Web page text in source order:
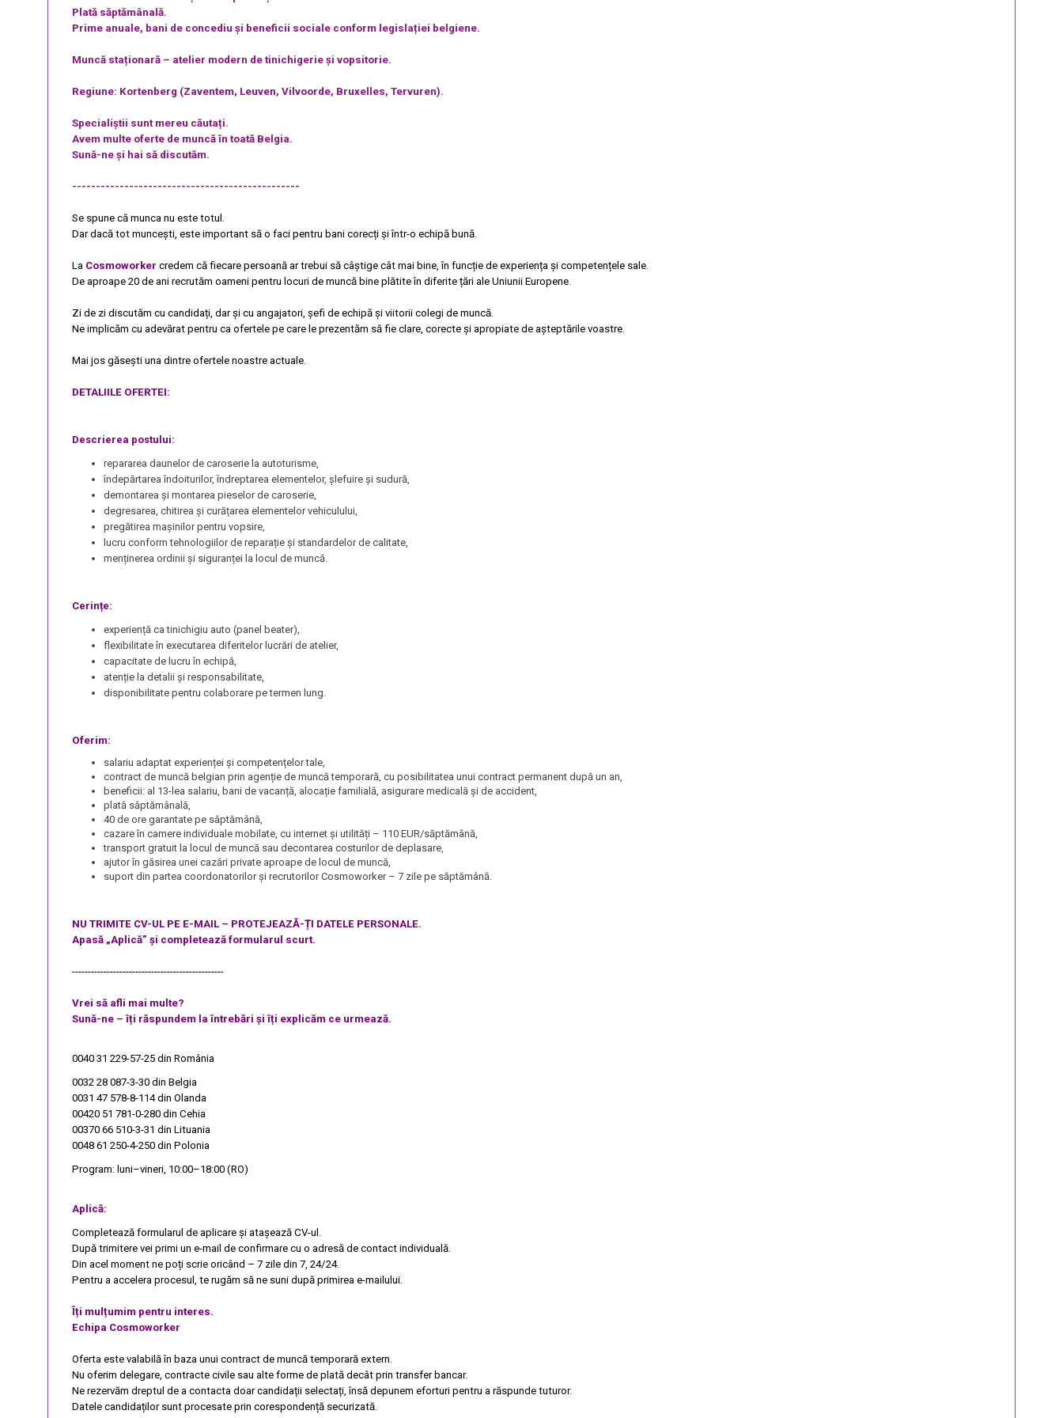
Plată săptămânală.
Prime anuale, bani de concediu și beneficii sociale conform legislației belgiene.
Muncă staționară – atelier modern de tinichigerie și vopsitorie.
Regiune: Kortenberg (Zaventem, Leuven, Vilvoorde, Bruxelles, Tervuren).
Specialiștii sunt mereu căutați.
Avem multe oferte de muncă în toată Belgia.
Sună-ne și hai să discutăm.
------------------------------------------------
Se spune că munca nu este totul.
Dar dacă tot muncești, este important să o faci pentru bani corecți și într-o echipă bună.
La Cosmoworker credem că fiecare persoană ar trebui să câștige cât mai bine, în funcție de experiența și competențele sale.
De aproape 20 de ani recrutăm oameni pentru locuri de muncă bine plătite în diferite țări ale Uniunii Europene.
Zi de zi discutăm cu candidați, dar și cu angajatori, șefi de echipă și viitorii colegi de muncă.
Ne implicăm cu adevărat pentru ca ofertele pe care le prezentăm să fie clare, corecte și apropiate de așteptările voastre.
Mai jos găsești una dintre ofertele noastre actuale.
DETALIILE OFERTEI:
Descrierea postului:
repararea daunelor de caroserie la autoturisme,
îndepărtarea îndoiturilor, îndreptarea elementelor, șlefuire și sudură,
demontarea și montarea pieselor de caroserie,
degresarea, chitirea și curățarea elementelor vehiculului,
pregătirea mașinilor pentru vopsire,
lucru conform tehnologiilor de reparație și standardelor de calitate,
menținerea ordinii și siguranței la locul de muncă.
Cerințe:
experiență ca tinichigiu auto (panel beater),
flexibilitate în executarea diferitelor lucrări de atelier,
capacitate de lucru în echipă,
atenție la detalii și responsabilitate,
disponibilitate pentru colaborare pe termen lung.
Oferim:
salariu adaptat experienței și competențelor tale,
contract de muncă belgian prin agenție de muncă temporară, cu posibilitatea unui contract permanent după un an,
beneficii: al 13-lea salariu, bani de vacanță, alocație familială, asigurare medicală și de accident,
plată săptămânală,
40 de ore garantate pe săptămână,
cazare în camere individuale mobilate, cu internet și utilități – 110 EUR/săptămână,
transport gratuit la locul de muncă sau decontarea costurilor de deplasare,
ajutor în găsirea unei cazări private aproape de locul de muncă,
suport din partea coordonatorilor și recrutorilor Cosmoworker – 7 zile pe săptămână.
NU TRIMITE CV-UL PE E-MAIL – PROTEJEAZĂ-ȚI DATELE PERSONALE.
Apasă „Aplică” și completează formularul scurt.
------------------------------------------------
Vrei să afli mai multe?
Sună-ne – îți răspundem la întrebări și îți explicăm ce urmează.
0040 31 229-57-25 din România
0032 28 087-3-30 din Belgia
0031 47 578-8-114din Olanda
00420 51 781-0-280 din Cehia
00370 66 510-3-31 din Lituania
0048 61 250-4-250 din Polonia
Program: luni–vineri, 10:00–18:00 (RO)
Aplică:
Completează formularul de aplicare și atașează CV-ul.
După trimitere vei primi un e-mail de confirmare cu o adresă de contact individuală.
Din acel moment ne poți scrie oricând – 7 zile din 7, 24/24.
Pentru a accelera procesul, te rugăm să ne suni după primirea e-mailului.
Îți mulțumim pentru interes.
Echipa Cosmoworker
Oferta este valabilă în baza unui contract de muncă temporară extern.
Nu oferim delegare, contracte civile sau alte forme de plată decât prin transfer bancar.
Ne rezervăm dreptul de a contacta doar candidații selectați, însă depunem eforturi pentru a răspunde tuturor.
Datele candidaților sunt procesate prin corespondență securizată.